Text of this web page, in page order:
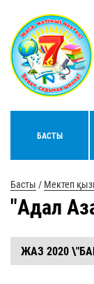
БАСТЫ
Басты / Мектеп
"Адал
ЖАЗ 2020